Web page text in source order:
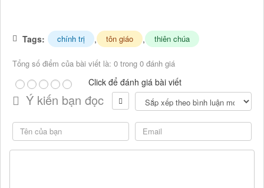
Tags: chính trị , tôn giáo , thiên chúa
Tổng số điểm của bài viết là: 0 trong 0 đánh giá
Click để đánh giá bài viết
Ý kiến bạn đọc